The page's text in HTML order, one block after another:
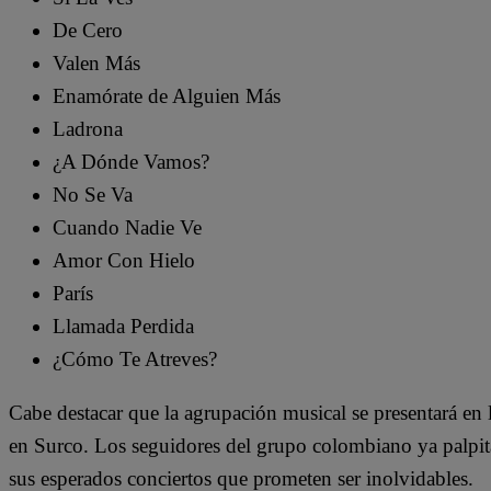
De Cero
Valen Más
Enamórate de Alguien Más
Ladrona
¿A Dónde Vamos?
No Se Va
Cuando Nadie Ve
Amor Con Hielo
París
Llamada Perdida
¿Cómo Te Atreves?
Cabe destacar que la agrupación musical se presentará
en Surco. Los seguidores del grupo colombiano ya
sus esperados conciertos que prometen ser inolvidables.